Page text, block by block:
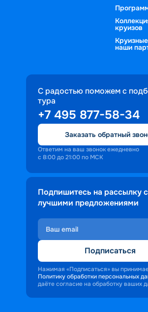
круизов
наши
С радостью поможем с
тура
+7 495 877-58-34
Заказать обратный
Ответим на ваш звонок ежедневно
с 8:00 до 21:00 по МСК
Подпишитесь на рассылку с
лучшими предложениями
Подписаться
Нажимая «Подписаться» вы
Политику обработки персональных
даёте согласие на обработку ваших